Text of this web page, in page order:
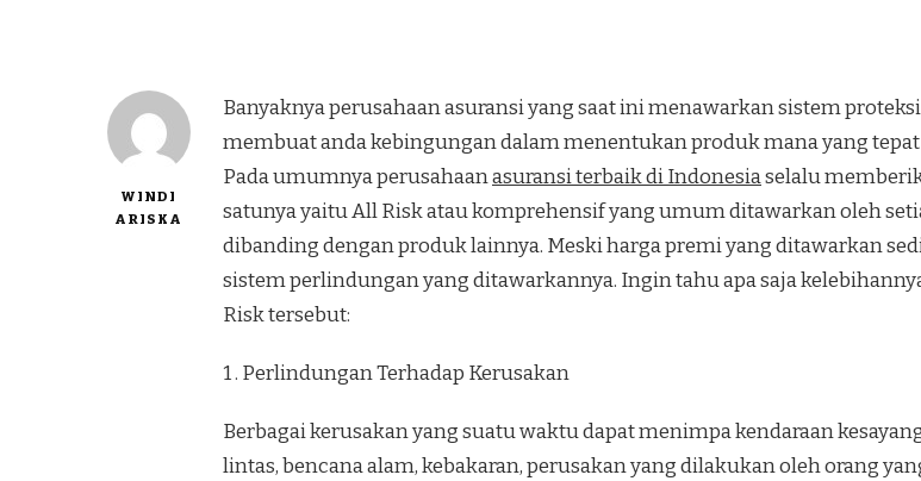
WINDI
ARISKA
Banyaknya perusahaan asuransi yang saat ini menawarkan sistem
membuat anda kebingungan dalam menentukan produk mana yang
Pada umumnya perusahaanasuransi terbaik di Indonesiaselalu
satunya yaitu All Risk atau komprehensif yang umum ditawarkan oleh
dibanding dengan produk lainnya. Meski harga premi yang ditawarkan
sistem perlindungan yang ditawarkannya. Ingin tahu apa saja
Risk tersebut:
1 . Perlindungan Terhadap Kerusakan
Berbagai kerusakan yang suatu waktu dapat menimpa kendaraan
lintas, bencana alam, kebakaran, perusakan yang dilakukan oleh orang